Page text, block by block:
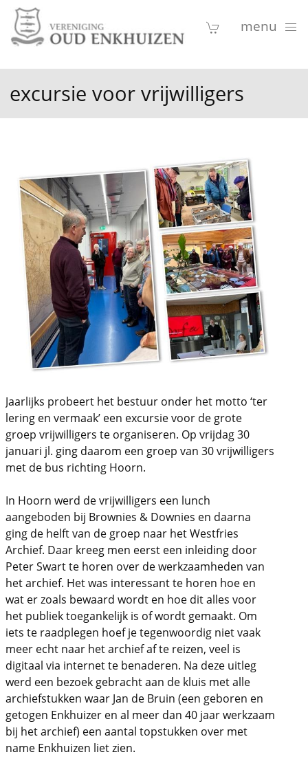
menu
excursie voor vrijwilligers
Jaarlijks probeert het bestuur onder het motto ‘ter
lering en vermaak’ een excursie voor de grote
groep vrijwilligers te organiseren. Op vrijdag 30
januari jl. ging daarom een groep van 30 vrijwilligers
met de bus richting Hoorn.
In Hoorn werd de vrijwilligers een lunch
aangeboden bij Brownies & Downies en daarna
ging de helft van de groep naar het Westfries
Archief. Daar kreeg men eerst een inleiding door
Peter Swart te horen over de werkzaamheden van
het archief. Het was interessant te horen hoe en
wat er zoals bewaard wordt en hoe dit alles voor
het publiek toegankelijk is of wordt gemaakt. Om
iets te raadplegen hoef je tegenwoordig niet vaak
meer echt naar het archief af te reizen, veel is
digitaal via internet te benaderen. Na deze uitleg
werd een bezoek gebracht aan de kluis met alle
archiefstukken waar Jan de Bruin (een geboren en
getogen Enkhuizer en al meer dan 40 jaar werkzaam
bij het archief) een aantal topstukken over met
name Enkhuizen liet zien.